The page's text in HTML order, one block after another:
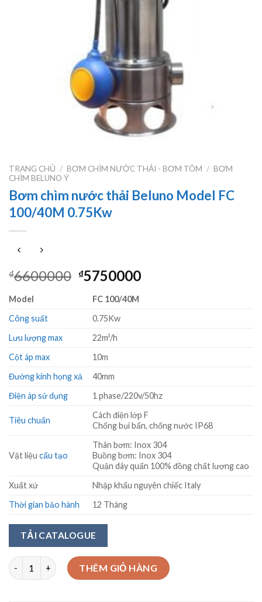
TRANG CHỦ / BƠM CHÌM NƯỚC THẢI - BƠM TÕM / BƠM
CHÌM BELUNO Ý
Bơm chìm nước thải Beluno Model FC
100/40M 0.75Kw
₫6600000 Giá
₫6600000.
₫5750000Giá
Model
FC 100/40M
Công suất
0.75Kw
Lưu lượng max
22m³/h
Cột áp max
10m
Đường kính họng xả
40mm
Điện áp sử dụng
1 phase/220v/50hz
Tiêu chuẩn
Cách điện lớp F
Chống bụi bẩn, chống nước IP68
Vật liệu cấu tạo
Thân bơm: Inox 304
Buồng bơm: Inox 304
Quận dây quấn 100% đồng chất lượng cao
Xuất xứ
Nhập khẩu nguyên chiếc Italy
Thời gian bảo hành
12 Tháng
TẢI CATALOGUE
Bơm chìm nước thải Beluno Model FC 100/40M 0.75Kw số lượng
THÊM GIỎ HÀNG